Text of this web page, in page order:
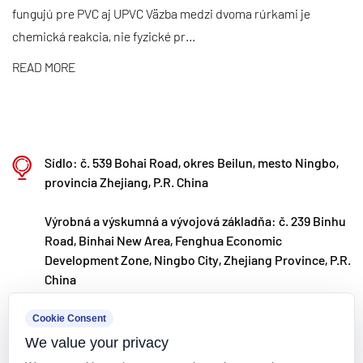
využívame digitálne kanály, aby sme zákazníkom na
celom svete priniesli vysokokvalitné produkty
„Made in China“.
(Ningbo) Co., Ltd. založila v spolupráci s
materiálové laboratórium, vybudovala modernú
výrobnú základňu a nainštalovala 8 plne
automatizovaných výrobných liniek na
Zariadenie je určené na výskum a vývoj, výrobu a
aplikáciu nových modifikovaných plastov a
fungujú pre PVC aj UPVC Väzba medzi dvoma rúrkami je
chemická reakcia, nie fyzické pr...
READ MORE
Sídlo: č. 539 Bohai Road, okres Beilun, mesto Ningbo,
provincia Zhejiang, P.R. China
Výrobná a výskumná a vývojová základňa: č. 239 Binhu
Road, Binhai New Area, Fenghua Economic
Development Zone, Ningbo City, Zhejiang Province, P.R.
China
kxpv@kxpv.com
+86-18067123177
Cookie Consent
We value your privacy